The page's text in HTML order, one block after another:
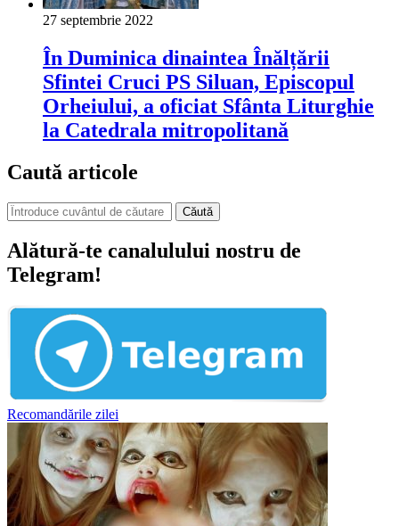
27 septembrie 2022
În Duminica dinaintea Înălțării
Sfintei Cruci PS Siluan, Episcopul
Orheiului, a oficiat Sfânta Liturghie
la Catedrala mitropolitană
Caută articole
Căută
Alătură-te canalulului nostru de
Telegram!
Recomandările zilei